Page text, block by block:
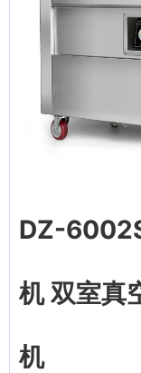
DZ-
机 双室真
机